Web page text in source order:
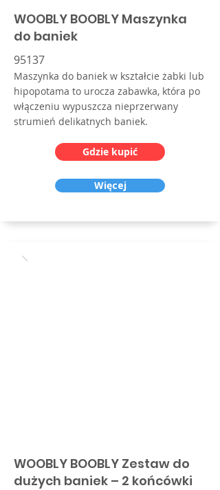
WOOBLY BOOBLY Maszynka
do baniek
95137
Maszynka do baniek w kształcie żabki lub
hipopotama to urocza zabawka, która po
włączeniu wypuszcza nieprzerwany
strumień delikatnych baniek.
Gdzie kupić
Więcej
WOOBLY BOOBLY Zestaw do
dużych baniek – 2 końcówki